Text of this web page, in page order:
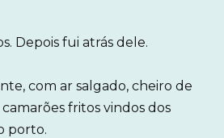
Depois fui atrás dele.
com ar salgado, cheiro de
fritos vindos dos
porto.